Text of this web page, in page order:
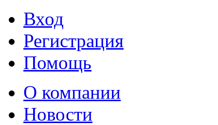
Вход
Регистрация
Помощь
О компании
Новости